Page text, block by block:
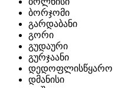
ბორჯომი
გარდაბანი
გორი
გუდაური
გურჯაანი
დედოფლისწყარო
დმანისი